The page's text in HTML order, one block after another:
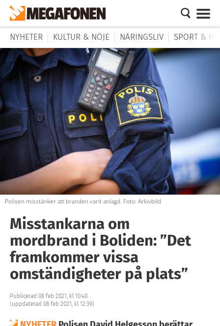
NYHETER KULTUR & NÖJE NÄRINGSLIV SPORT &
Polisen misstänker att branden varit anlagd. Foto: Arkivbild
Misstankarna om
mordbrand i Boliden: ”Det
framkommer vissa
omständigheter på plats”
Publicerad 08 feb 2021, kl 10:40
(uppdaterad 08 feb 2021, kl 12:39)